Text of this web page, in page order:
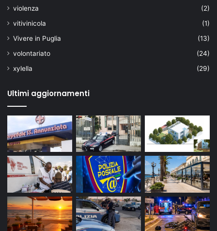
violenza
(2)
vitivinicola
(1)
Vivere in Puglia
(13)
volontariato
(24)
xylella
(29)
Ultimi aggiornamenti